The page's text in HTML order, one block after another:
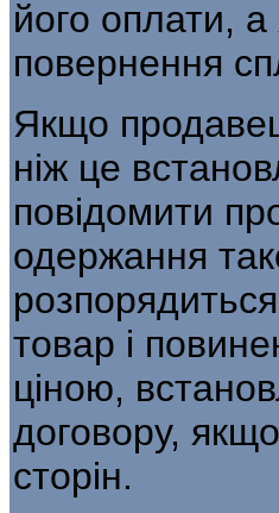
його оплати,
повернення
Якщо
ніж це
повідомити
одержання
товар і
ціною,
договору,
сторін.